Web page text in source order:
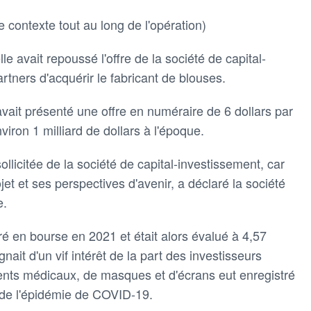
contexte tout au long de l'opération)
avait repoussé l'offre de la société de capital-
d'acquérir le fabricant de blouses.
présenté une offre en numéraire de 6 dollars par
1 milliard de dollars à l'époque.
de la société de capital-investissement, car
et ses perspectives d'avenir, a déclaré la société
en bourse en 2021 et était alors évalué à 4,57
d'un vif intérêt de la part des investisseurs
médicaux, de masques et d'écrans eut enregistré
l'épidémie de COVID-19.